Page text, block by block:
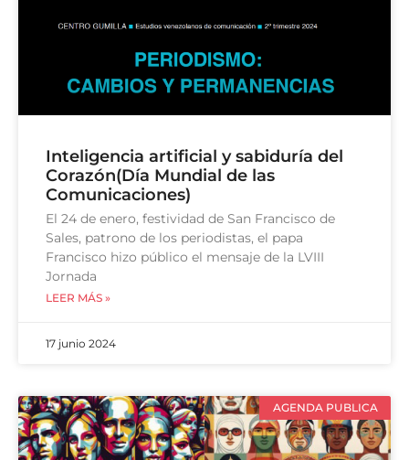
Inteligencia artificial y sabiduría del
Corazón(Día Mundial de las
Comunicaciones)
El 24 de enero, festividad de San Francisco de
Sales, patrono de los periodistas, el papa
Francisco hizo público el mensaje de la LVIII
Jornada
LEER MÁS »
17 junio 2024
AGENDA PUBLICA